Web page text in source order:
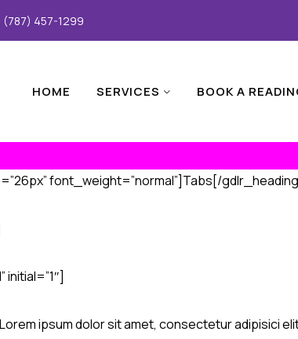
(787) 457-1299
HOME SERVICES BOOK A
font_weight=”normal”]Tabs[/
ipsum dolor sit amet, consectetur adipisici